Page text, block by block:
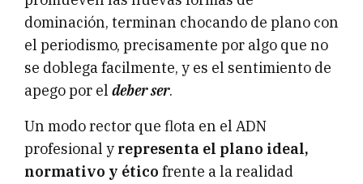
dominación, terminan chocando de plano con
el periodismo, precisamente por algo que no
se doblega facilmente, y es el sentimiento de
apego por el deber ser.
Un modo rector que flota en el ADN
profesional y representa el plano ideal,
normativo y ético frente a la realidad